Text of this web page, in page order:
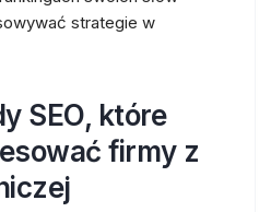
strategie w
SEO, które
firmy z